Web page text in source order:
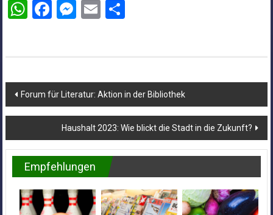
WhatsApp
Facebook
Messenger
Email
Beitragsnavigation
Forum für Literatur: Aktion in der Bibliothek
Haushalt 2023: Wie blickt die Stadt in die Zukunft?
Empfehlungen